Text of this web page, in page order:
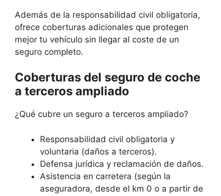
Además de la responsabilidad civil obligatoria,
ofrece coberturas adicionales que protegen
mejor tu vehículo sin llegar al coste de un
seguro completo.
Coberturas del seguro de coche
a terceros ampliado
¿Qué cubre un seguro a terceros ampliado?
Responsabilidad civil obligatoria y
voluntaria (daños a terceros).
Defensa jurídica y reclamación de daños.
Asistencia en carretera (según la
aseguradora, desde el km 0 o a partir de